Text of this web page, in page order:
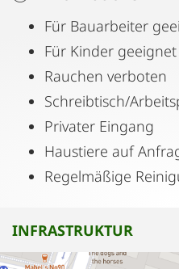
Für Bauarbeiter
Für Kinder geeignet
Rauchen verboten
Schreibtisch/
Privater Eingang
Haustiere auf
Regelmäßige
INFRASTRUKTUR